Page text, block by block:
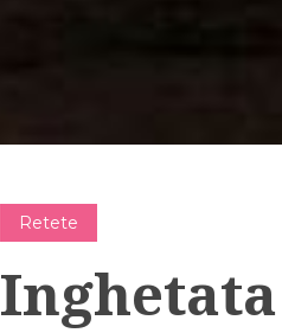
Retete